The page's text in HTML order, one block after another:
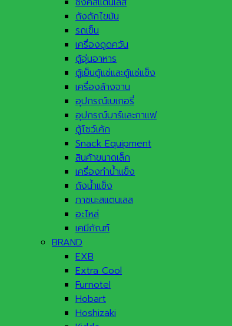
ถังดักไขมัน
รถเข็น
เครื่องดูดควัน
ตู้อุ่นอาหาร
ตู้เย็นตู้แช่และตู้แช่แข็ง
เครื่องล้างจาน
อุปกรณ์เบเกอรี่
อุปกรณ์บาร์และกาแฟ
ตู้โชว์เค้ก
Snack Equipment
สินค้าขนาดเล็ก
เครื่องทำน้ำแข็ง
ถังน้ำแข็ง
ภาชนะสแตนเลส
อะไหล่
เคมีภัณฑ์
BRAND
EXB
Extra Cool
Furnotel
Hobart
Hoshizaki